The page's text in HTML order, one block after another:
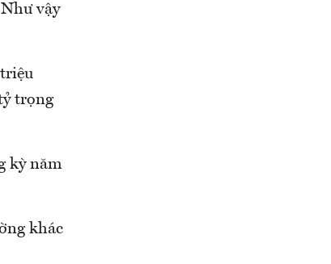
vậy
trọng
kỳ năm
khác